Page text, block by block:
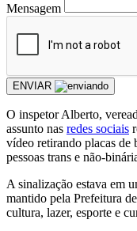
Mensagem
ENVIAR
O inspetor Alberto,
assunto nas redes sociais
vídeo retirando placas de
pessoas trans e não-
A sinalização estava em
mantido pela Prefeitura
cultura, lazer, esporte e